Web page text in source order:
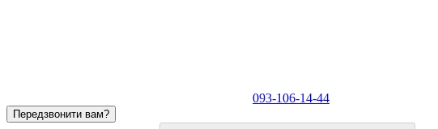
093-106-14-44
Передзвонити вам?